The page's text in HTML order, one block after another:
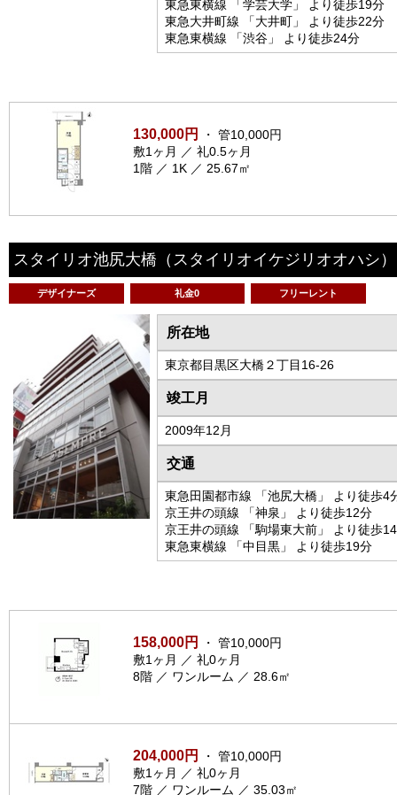
東急東横線 「学芸大学」 より徒歩19分
東急大井町線 「大井町」 より徒歩22分
東急東横線 「渋谷」 より徒歩24分
130,000円
・ 管10,000円
敷1ヶ月 ／ 礼0.5ヶ月
1階 ／ 1K ／ 25.67㎡
スタイリオ池尻大橋 （スタイリオイケジリオオハシ）
デザイナーズ 礼金0 フリーレント
所在地
東京都目黒区大橋２丁目16-26
竣工月
2009年12月
交通
東急田園都市線 「池尻大橋」 より徒歩4
京王井の頭線 「神泉」 より徒歩12分
京王井の頭線 「駒場東大前」 より徒歩
東急東横線 「中目黒」 より徒歩19分
158,000円
・ 管10,000円
敷1ヶ月 ／ 礼0ヶ月
8階 ／ ワンルーム ／ 28.6㎡
204,000円
・ 管10,000円
敷1ヶ月 ／ 礼0ヶ月
7階 ／ ワンルーム ／ 35.03㎡